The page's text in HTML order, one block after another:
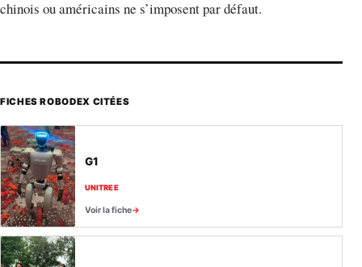
chinois ou américains ne s’imposent par défaut.
FICHES ROBODEX CITÉES
G1
UNITREE
Voir la fiche